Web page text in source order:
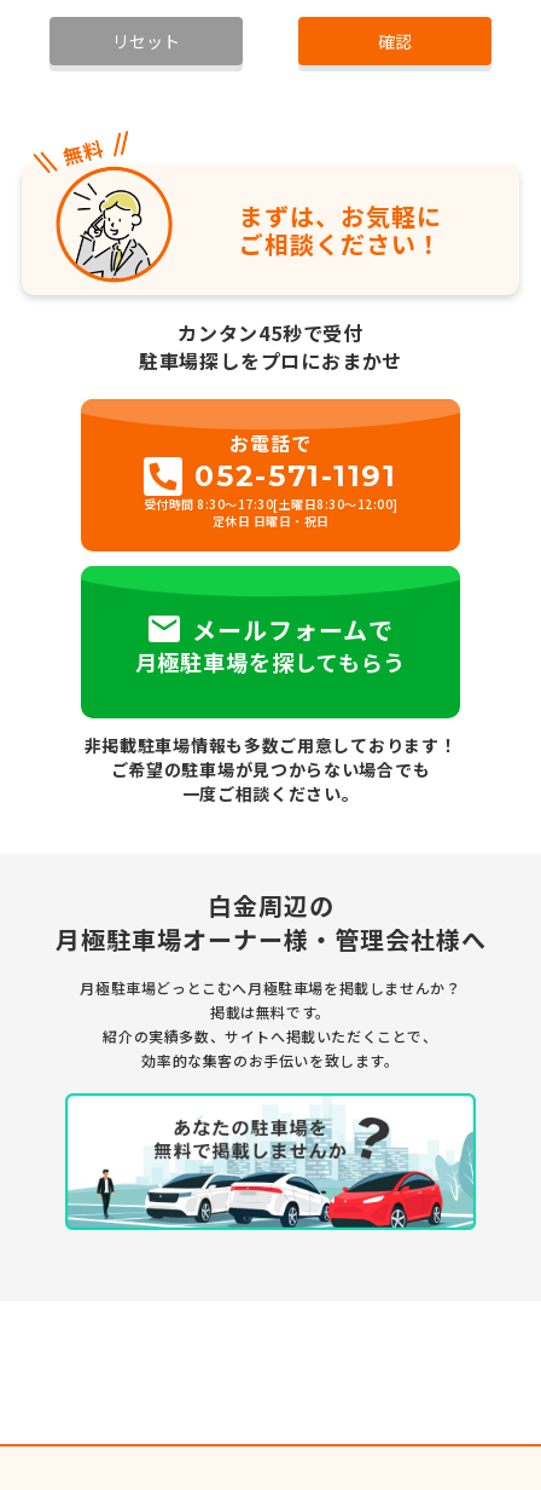
リセット 確認
まずは、お気軽に
ご相談ください！
カンタン45秒で受付
駐車場探しをプロにおまかせ
お電話で
052-571-1191
受付時間 8:30～17:30[土曜日8:30～12:00]
定休日 日曜日・祝日
メールフォームで
月極駐車場を探してもらう
非掲載駐車場情報も多数ご用意しております！
ご希望の駐車場が見つからない場合でも
一度ご相談ください。
白金周辺の
月極駐車場オーナー様・管理会社様へ
月極駐車場どっとこむへ月極駐車場を掲載しませんか？
掲載は無料です。
紹介の実績多数、サイトへ掲載いただくことで、
効率的な集客のお手伝いを致します。